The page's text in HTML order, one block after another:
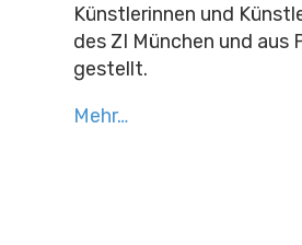
Künstlerinnen und
des ZI München und
gestellt.
Mehr…